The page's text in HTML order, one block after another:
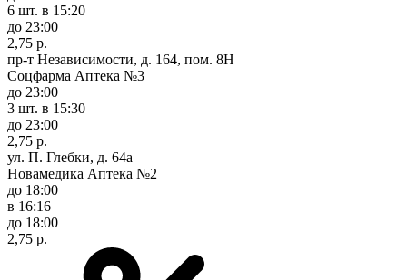
6 шт. в 15:20
до 23:00
2,75 р.
пр-т Независимости, д. 164, пом. 8Н
Соцфарма Аптека №3
до 23:00
3 шт. в 15:30
до 23:00
2,75 р.
ул. П. Глебки, д. 64а
Новамедика Аптека №2
до 18:00
в 16:16
до 18:00
2,75 р.